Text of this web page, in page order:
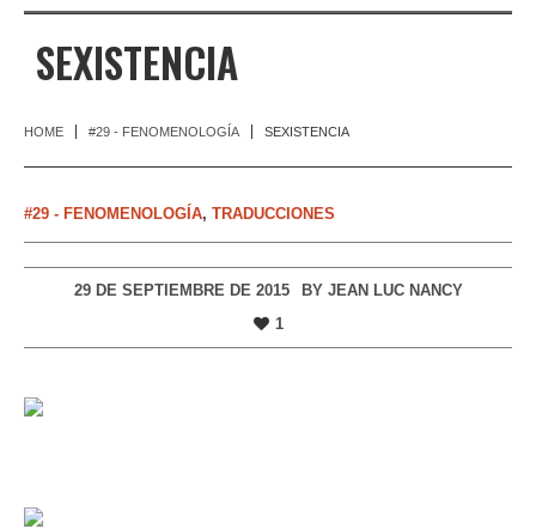
SEXISTENCIA
HOME #29 - FENOMENOLOGÍA SEXISTENCIA
#29 - FENOMENOLOGÍA, TRADUCCIONES
29 DE SEPTIEMBRE DE 2015 BY JEAN LUC NANCY
1